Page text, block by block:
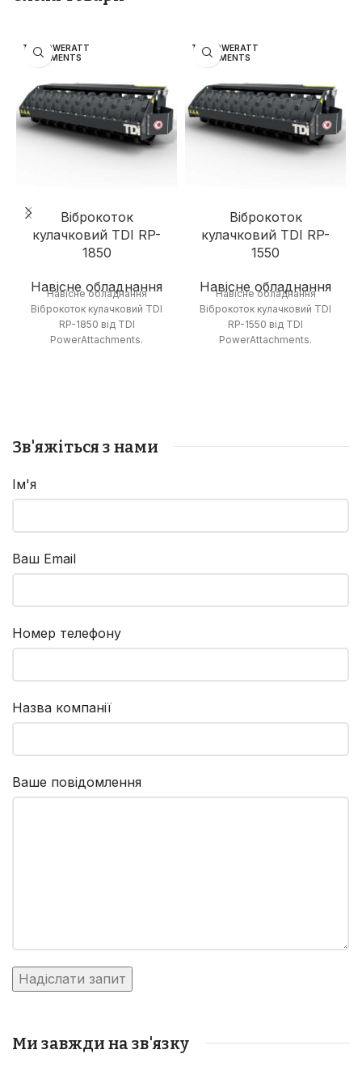
TDI POWERATT
ACHMENTS
Віброкоток
кулачковий TDI RP-
1850
Навісне обладнання
Навісне обладнання
Віброкоток кулачковий TDI
RP-1850 від TDI
PowerAttachments.
TDI POWERATT
ACHMENTS
Віброкоток
кулачковий TDI RP-
1550
Навісне обладнання
Навісне обладнання
Віброкоток кулачковий TDI
RP-1550 від TDI
PowerAttachments.
Зв'яжіться з нами
Ім'я
Ваш Email
Номер телефону
Назва компанії
Ваше повідомлення
Ми завжди на зв'язку